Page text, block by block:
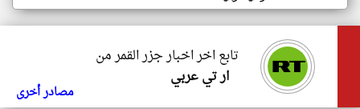
تابع اخر اخبار جزر القمر من
ار تي عربي
مصادر أخرى